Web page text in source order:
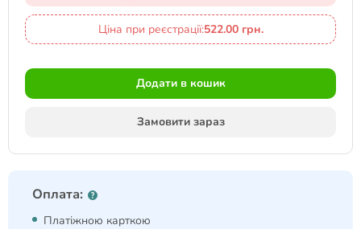
Ціна при реєстрації:522.00 грн.
Додати в кошик
Замовити зараз
Оплата:
Платіжною карткою